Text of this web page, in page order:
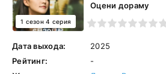
1 сезон 4 серия
Оцени дораму
1
2 3 4 5 6 7 8 9 10
Дата выхода:
2025
Рейтинг:
-